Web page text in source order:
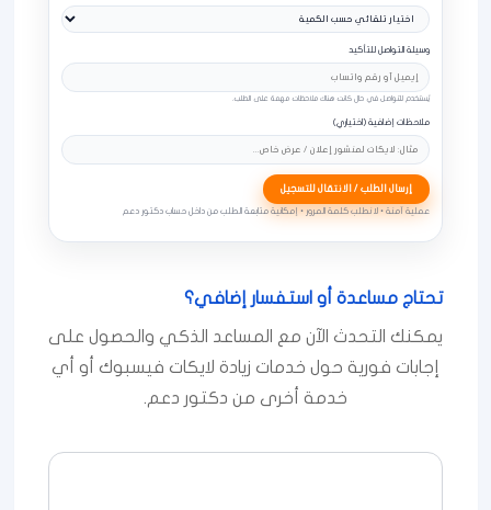
وسيلة التواصل للتأكيد
يُستخدم للتواصل في حال كانت هناك ملاحظات مهمة على الطلب.
ملاحظات إضافية (اختياري)
إرسال الطلب / الانتقال للتسجيل
عملية آمنة • لا نطلب كلمة المرور • إمكانية متابعة الطلب من داخل حساب دكتور دعم
تحتاج مساعدة أو استفسار إضافي؟
يمكنك التحدث الآن مع المساعد الذكي والحصول على
إجابات فورية حول خدمات زيادة لايكات فيسبوك أو أي
خدمة أخرى من دكتور دعم.